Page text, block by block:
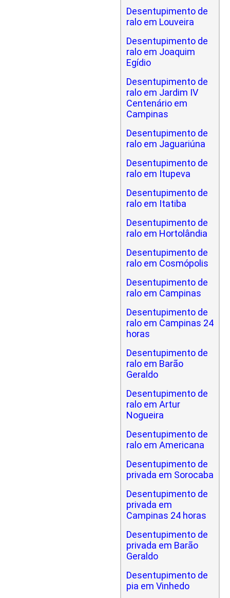
Desentupimento de
ralo em Louveira
Desentupimento de
ralo em Joaquim
Egídio
Desentupimento de
ralo em Jardim IV
Centenário em
Campinas
Desentupimento de
ralo em Jaguariúna
Desentupimento de
ralo em Itupeva
Desentupimento de
ralo em Itatiba
Desentupimento de
ralo em Hortolândia
Desentupimento de
ralo em Cosmópolis
Desentupimento de
ralo em Campinas
Desentupimento de
ralo em Campinas 24
horas
Desentupimento de
ralo em Barão
Geraldo
Desentupimento de
ralo em Artur
Nogueira
Desentupimento de
ralo em Americana
Desentupimento de
privada em Sorocaba
Desentupimento de
privada em
Campinas 24 horas
Desentupimento de
privada em Barão
Geraldo
Desentupimento de
pia em Vinhedo